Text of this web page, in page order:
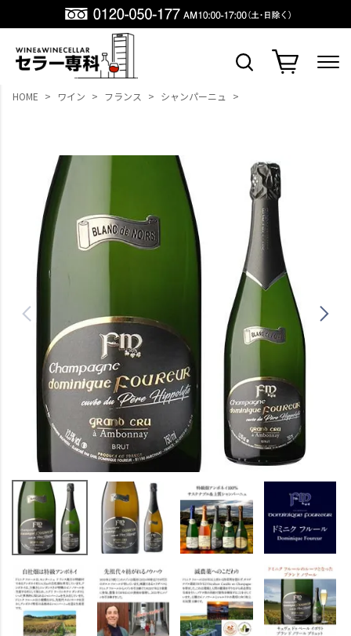
HOME ワイン フランス シャンパーニュ